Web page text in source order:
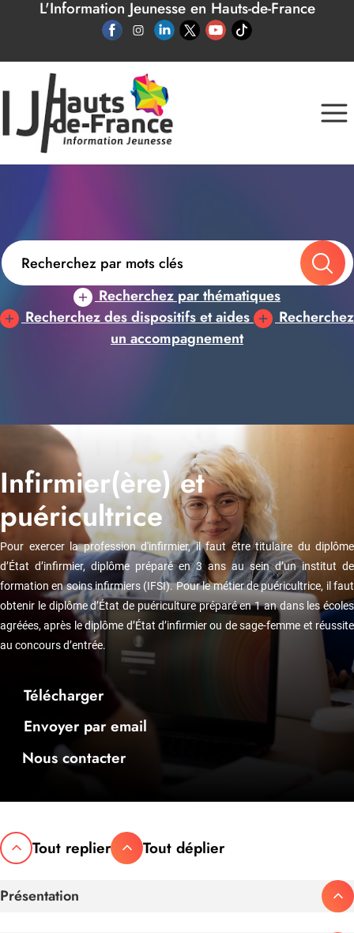
Panneau de gestion des cookies
L'Information Jeunesse en Hauts-de-France
Recherchez par thématiques
Recherchez des dispositifs et aides
Recherchez
un accompagnement
Infirmier(ère) et
puéricultrice
Pour exercer la profession d'infirmier, il faut être titulaire du diplôme
d’État d’infirmier, diplôme préparé en 3 ans au sein d’un institut de
formation en soins infirmiers (IFSI). Pour le métier de puéricultrice, il faut
obtenir le diplôme d’État de puériculture préparé en 1 an dans les écoles
agréées, après le diplôme d’État d’infirmier ou de sage-femme et réussite
au concours d’entrée.
Télécharger
Envoyer par email
Nous contacter
Tout replier Tout déplier
Présentation